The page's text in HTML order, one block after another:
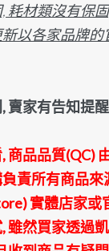
耗材類沒有保
以各家品牌
賣家有告知提
商品品質(QC)
責所有商品來
實體店家或
雖然買家透過